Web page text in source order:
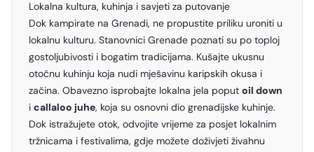
Lokalna kultura, kuhinja i savjeti za putovanje
Dok kampirate na Grenadi, ne propustite priliku uroniti u
lokalnu kulturu. Stanovnici Grenade poznati su po toploj
gostoljubivosti i bogatim tradicijama. Kušajte ukusnu
otočnu kuhinju koja nudi mješavinu karipskih okusa i
začina. Obavezno isprobajte lokalna jela poput oil down
i callaloo juhe, koja su osnovni dio grenadijske kuhinje.
Dok istražujete otok, odvojite vrijeme za posjet lokalnim
tržnicama i festivalima, gdje možete doživjeti živahnu